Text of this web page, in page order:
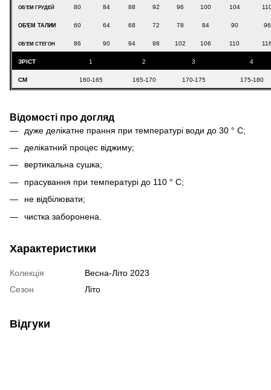
ОБ'ЕМ ГРУДЕЙ 80 84 88 92 96 100 104
ОБ'ЕМ ТАЛИИ 60 64 68 72 78 84 90 96
ОБ'ЕМ СТЕГОН 86 90 94 98 102 106 110
ЗРІСТ 1 2 3 4
СМ 160-165 165-170 170-175 175-180
Відомості про догляд
дуже делікатне прання при температурі води до 30 ° С;
делікатний процес віджиму;
вертикальна сушка;
прасування при температурі до 110 ° С;
не відбілювати;
чистка заборонена.
Характеристики
Колекція
Весна-Літо 2023
Сезон
Літо
Відгуки